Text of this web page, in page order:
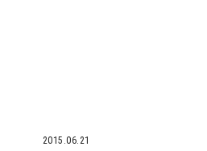
2015.06.21